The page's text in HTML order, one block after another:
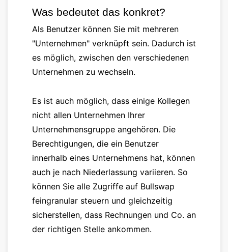
Was bedeutet das konkret?
Als Benutzer können Sie mit mehreren
"Unternehmen" verknüpft sein. Dadurch ist
es möglich, zwischen den verschiedenen
Unternehmen zu wechseln.
Es ist auch möglich, dass einige Kollegen
nicht allen Unternehmen Ihrer
Unternehmensgruppe angehören. Die
Berechtigungen, die ein Benutzer
innerhalb eines Unternehmens hat, können
auch je nach Niederlassung variieren. So
können Sie alle Zugriffe auf Bullswap
feingranular steuern und gleichzeitig
sicherstellen, dass Rechnungen und Co. an
der richtigen Stelle ankommen.